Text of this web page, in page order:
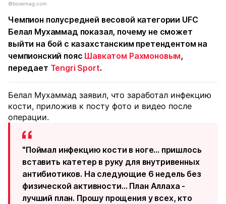
©boxemag.com
Чемпион полусредней весовой категории UFC
Белал Мухаммад показал, почему не сможет
выйти на бой с казахстанским претендентом на
чемпионский пояс Шавкатом Рахмоновым,
передает Tengri Sport.
Белал Мухаммад заявил, что заработал инфекцию
кости, приложив к посту фото и видео после
операции.
"Поймал инфекцию кости в ноге... пришлось
вставить катетер в руку для внутривенных
антибиотиков. На следующие 6 недель без
физической активности… План Аллаха -
лучший план. Прошу прощения у всех, кто